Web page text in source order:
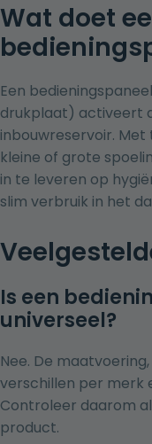
Wat doet
Een
drukplaat) activeert
inbouwreservoir.
kleine of grote
in te leveren op
slim verbruik in het
Is een
universeel?
Nee. De
verschillen per merk
Controleer daarom
product.